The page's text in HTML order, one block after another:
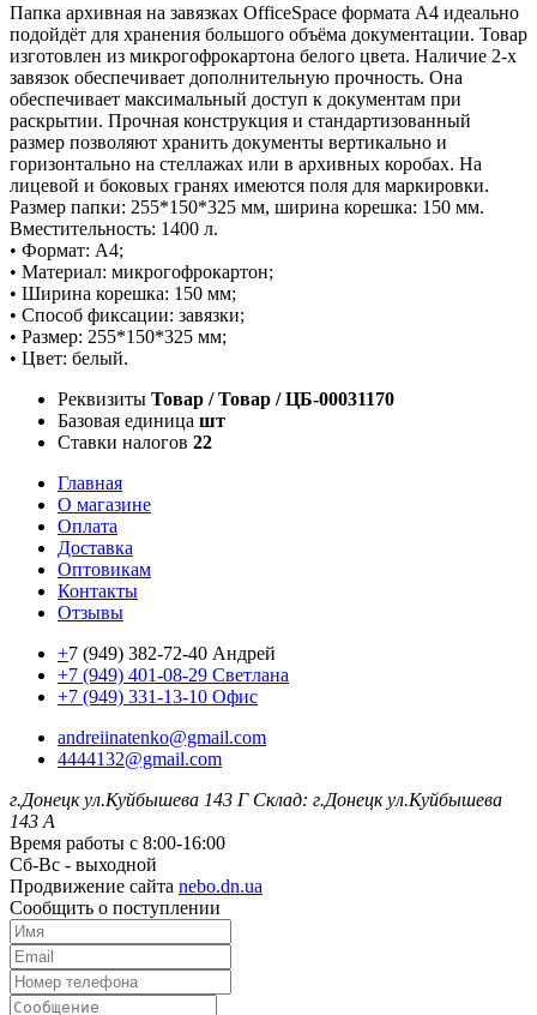
Папка архивная на завязках OfficeSpace формата А4 идеально
подойдёт для хранения большого объёма документации. Товар
изготовлен из микрогофрокартона белого цвета. Наличие 2-х
завязок обеспечивает дополнительную прочность. Она
обеспечивает максимальный доступ к документам при
раскрытии. Прочная конструкция и стандартизованный
размер позволяют хранить документы вертикально и
горизонтально на стеллажах или в архивных коробах. На
лицевой и боковых гранях имеются поля для маркировки.
Размер папки: 255*150*325 мм, ширина корешка: 150 мм.
Вместительность: 1400 л.
• Формат: А4;
• Материал: микрогофрокартон;
• Ширина корешка: 150 мм;
• Способ фиксации: завязки;
• Размер: 255*150*325 мм;
• Цвет: белый.
Реквизиты Товар / Товар / ЦБ-00031170
Базовая единица шт
Ставки налогов 22
Главная
О магазине
Оплата
Доставка
Оптовикам
Контакты
Отзывы
+7 (949) 382-72-40 Андрей
+7 (949) 401-08-29 Светлана
+7 (949) 331-13-10 Офис
andreiinatenko@gmail.com
4444132@gmail.com
г.Донецк ул.Куйбышева 143 Г Склад: г.Донецк ул.Куйбышева
143 А
Время работы с 8:00-16:00
Сб-Вс - выходной
Продвижение сайта nebo.dn.ua
Сообщить о поступлении